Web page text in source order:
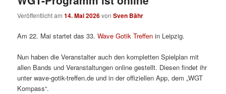
Veröffentlicht am14. Mai 2026vonSven Bähr
Am 22. Mai startet das 33.Wave Gotik Treffen in Leipzig.
Nun haben die Veranstalter auch den kompletten Spielplan mit
allen Bands und Veranstaltungen online gestellt. Diesen findet ihr
unter wave-gotik-treffen.de und in der offiziellen App, dem „WGT
Kompass“.